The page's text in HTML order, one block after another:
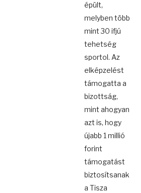
épült,
melyben több
mint 30 ifjú
tehetség
sportol. Az
elképzelést
támogatta a
bizottság,
mint ahogyan
azt is, hogy
újabb 1 millió
forint
támogatást
biztosítsanak
a Tisza